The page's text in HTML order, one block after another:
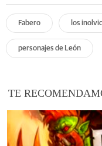
Fabero los
personajes de León
TE